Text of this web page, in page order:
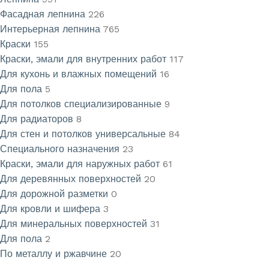
Фасадная лепнина 226
Интерьерная лепнина 765
Краски 155
Краски, эмали для внутренних работ 117
Для кухонь и влажных помещений 16
Для пола 5
Для потолков специализированные 9
Для радиаторов 8
Для стен и потолков универсальные 84
Специального назначения 23
Краски, эмали для наружных работ 61
Для деревянных поверхностей 20
Для дорожной разметки 0
Для кровли и шифера 3
Для минеральных поверхностей 31
Для пола 2
По металлу и ржавчине 20